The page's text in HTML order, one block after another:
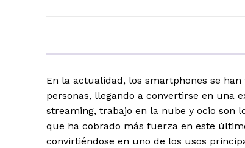
En la actualidad, los smartphones se
personas, llegando a convertirse en una
streaming, trabajo en la nube y ocio son
que ha cobrado más fuerza en este
convirtiéndose en uno de los usos